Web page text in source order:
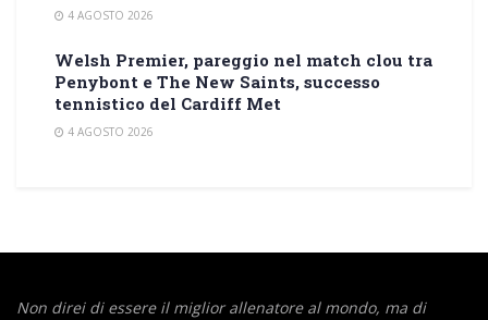
4 AGOSTO 2026
Welsh Premier, pareggio nel match clou tra
Penybont e The New Saints, successo
tennistico del Cardiff Met
4 AGOSTO 2026
Non direi di essere il miglior allenatore al mondo, ma di